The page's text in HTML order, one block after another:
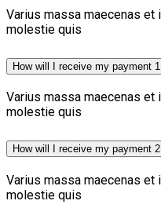
Varius massa maecenas
molestie quis
How will I receive my payment
Varius massa maecenas
molestie quis
How will I receive my payment
Varius massa maecenas
molestie quis